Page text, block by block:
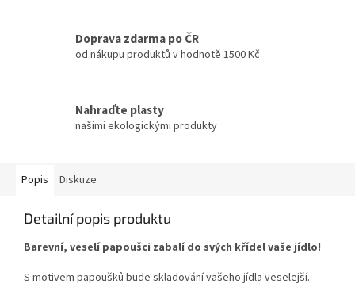
Doprava zdarma po ČR
od nákupu produktů v hodnotě 1500 Kč
Nahraďte plasty
našimi ekologickými produkty
Popis Diskuze
Detailní popis produktu
Barevní, veselí papoušci zabalí do svých křídel vaše jídlo!
S motivem papoušků bude skladování vašeho jídla veselejší.